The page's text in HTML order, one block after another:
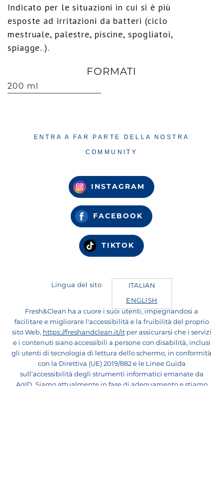
Indicato per le situazioni in cui si è più
esposte ad irritazioni da batteri (ciclo
mestruale, palestre, piscine, spogliatoi,
spiagge..).
FORMATI
200 ml
ENTRA A FAR PARTE DELLA NOSTRA
COMMUNITY
INSTAGRAM
FACEBOOK
TIKTOK
Lingua del sito ITALIAN
ENGLISH
Fresh&Clean ha a cuore i suoi utenti, impegnandosi a
facilitare e migliorare l'accessibilità e la fruibilità del proprio
sito Web, https://freshandclean.it/itper assicurarsi che i servizi
e i contenuti siano accessibili a persone con disabilità, inclusi
gli utenti di tecnologia di lettura dello schermo, in conformità
con la Direttiva (UE) 2019/882 e le Linee Guida
sull’accessibilità degli strumenti informatici emanate da
AgID. Siamo attualmente in fase di adeguamento e stiamo